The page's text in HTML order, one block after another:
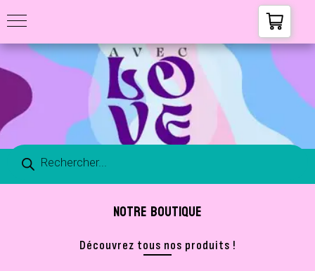
NOTRE BOUTIQUE
Découvrez tous nos produits !